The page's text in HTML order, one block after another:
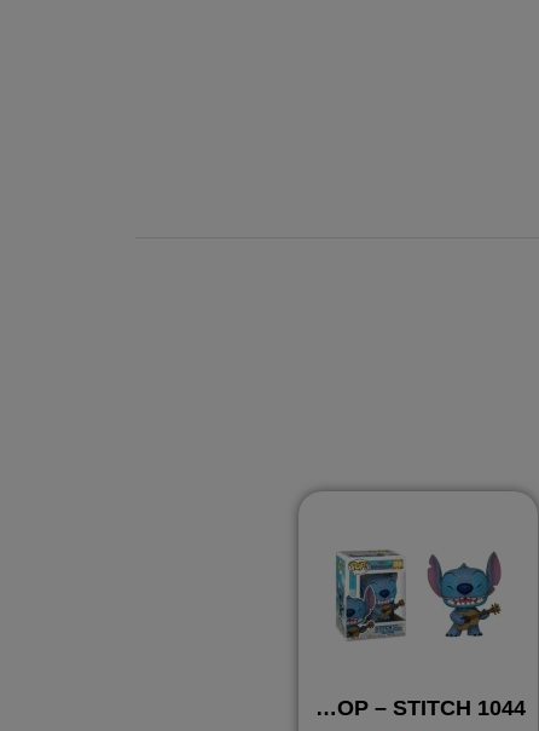
POP – STITCH 1044 פופ סטיץ